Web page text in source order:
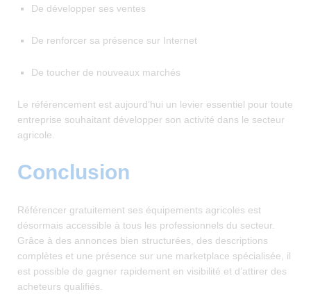
De développer ses ventes
De renforcer sa présence sur Internet
De toucher de nouveaux marchés
Le référencement est aujourd’hui un levier essentiel pour toute
entreprise souhaitant développer son activité dans le secteur
agricole.
Conclusion
Référencer gratuitement ses équipements agricoles est
désormais accessible à tous les professionnels du secteur.
Grâce à des annonces bien structurées, des descriptions
complètes et une présence sur une marketplace spécialisée, il
est possible de gagner rapidement en visibilité et d’attirer des
acheteurs qualifiés.